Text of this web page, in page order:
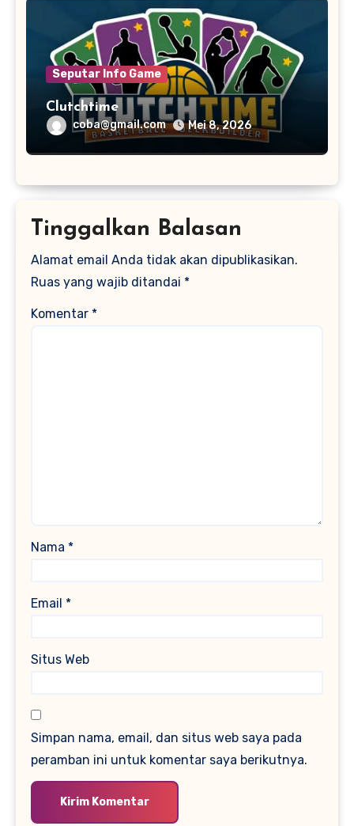
Seputar Info Game
Clutchtime
coba@gmail.com Mei 8, 2026
Tinggalkan Balasan
Alamat email Anda tidak akan dipublikasikan.
Ruas yang wajib ditandai *
Komentar *
Nama *
Email *
Situs Web
Simpan nama, email, dan situs web saya pada
peramban ini untuk komentar saya berikutnya.